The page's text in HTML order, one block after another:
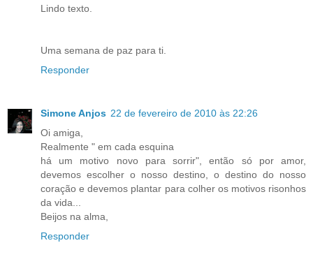
Lindo texto.
Uma semana de paz para ti.
Responder
Simone Anjos 22 de fevereiro de 2010 às 22:26
Oi amiga,
Realmente " em cada esquina
há um motivo novo para sorrir", então só por amor,
devemos escolher o nosso destino, o destino do nosso
coração e devemos plantar para colher os motivos risonhos
da vida...
Beijos na alma,
Responder